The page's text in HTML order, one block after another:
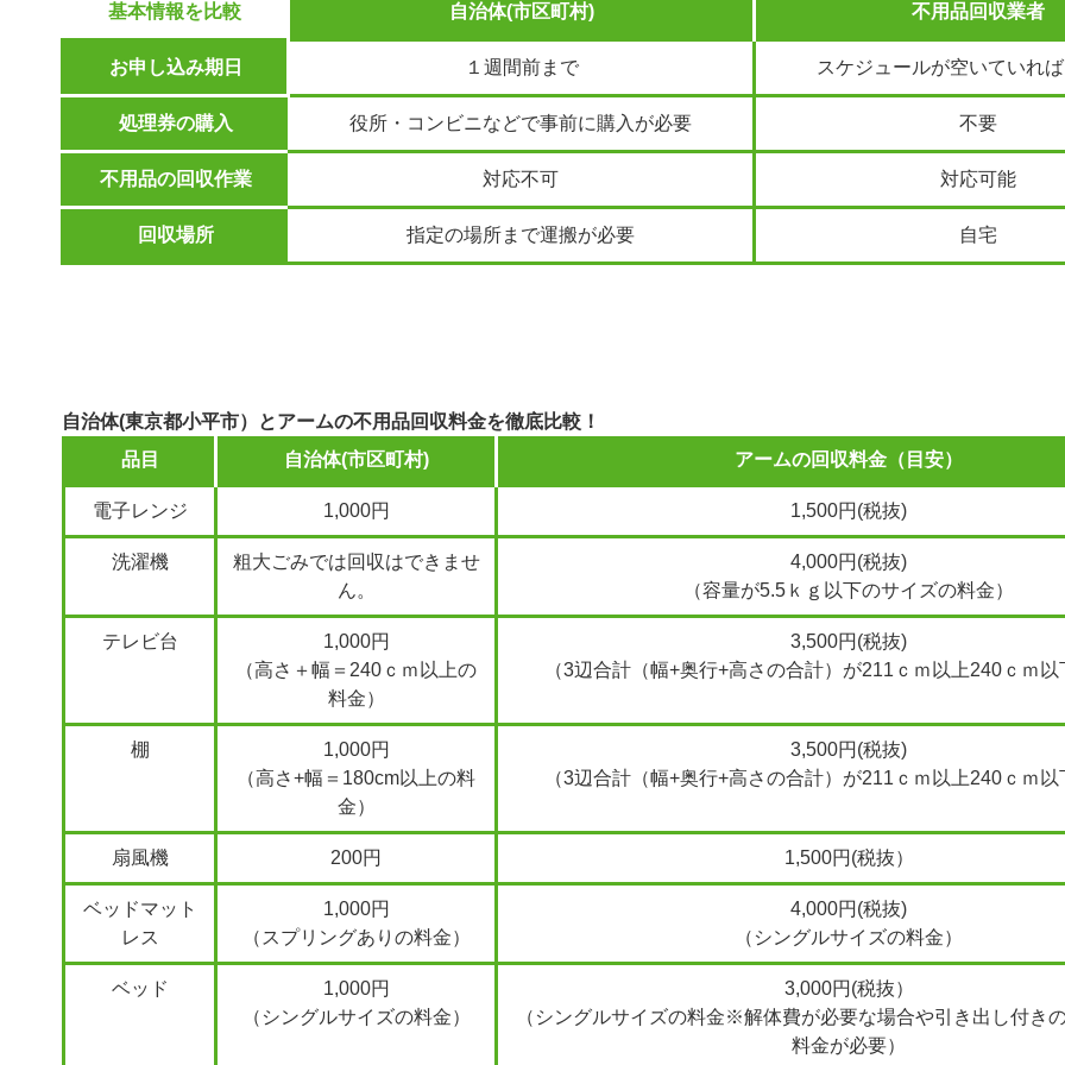
基本情報を比較 自治体(市区町村) 不用品回収業者
お申し込み期日 １週間前まで スケジュールが空いていれ
処理券の購入 役所・コンビニなどで事前に購入が必要 不要
不用品の回収作業 対応不可 対応可能
回収場所 指定の場所まで運搬が必要 自宅
自治体(東京都小平市）とアームの不用品回収料金を徹底比較！
品目
自治体(市区町村) アームの回収料金（目安）
電子レンジ 1,000円 1,500円(税抜)
洗濯機
粗大ごみでは回収はできませ
ん。
4,000円(税抜)
（容量が5.5ｋｇ以下のサイズの料金）
テレビ台
1,000円
（高さ＋幅＝240ｃｍ以上の
料金）
3,500円(税抜)
（3辺合計（幅+奥行+高さの合計）が211ｃｍ以上240ｃｍ
棚
1,000円
（高さ+幅＝180cm以上の料
金）
3,500円(税抜)
（3辺合計（幅+奥行+高さの合計）が211ｃｍ以上240ｃｍ
扇風機 200円 1,500円(税抜）
ベッドマット
レス
1,000円
（スプリングありの料金）
4,000円(税抜)
（シングルサイズの料金）
ベッド
1,000円
（シングルサイズの料金）
3,000円(税抜）
（シングルサイズの料金※解体費が必要な場合や引き出し付き
料金が必要）